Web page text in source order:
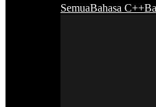
SemuaBahasa C++